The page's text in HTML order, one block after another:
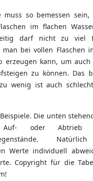
muss so bemessen
im flachen
darf nicht zu viel
bei vollen Flaschen
erzeugen kann, um
zu können. Das
wenig ist auch
Die unten
Auf- oder Abtrieb
Werte individuell
Copyright für die